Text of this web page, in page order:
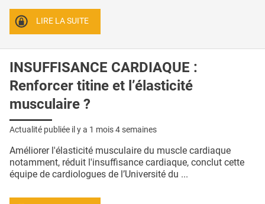
LIRE LA SUITE
INSUFFISANCE CARDIAQUE :
Renforcer titine et l’élasticité
musculaire ?
Actualité publiée il y a 1 mois 4 semaines
Améliorer l'élasticité musculaire du muscle cardiaque
notamment, réduit l'insuffisance cardiaque, conclut cette
équipe de cardiologues de l’Université du ...